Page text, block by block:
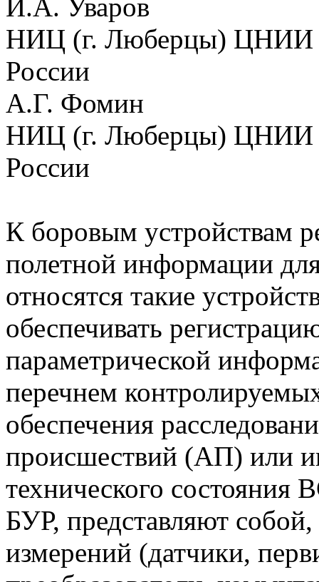
И.А. Уваров
НИЦ (г. Люберцы)
России
А.Г. Фомин
НИЦ (г. Люберцы)
России
К боровым устройствам
полетной информации
относятся такие
обеспечивать
параметрической
перечнем
обеспечения
происшествий (АП) или
технического состояния
БУР, представляют собой,
измерений (датчики,